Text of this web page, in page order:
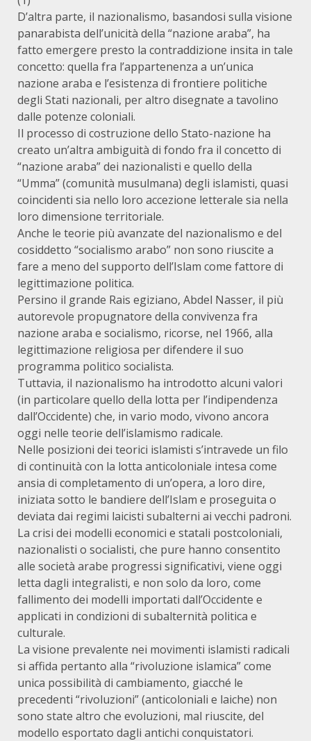
D’altra parte, il nazionalismo, basandosi sulla visione
panarabista dell’unicità della “nazione araba”, ha
fatto emergere presto la contraddizione insita in tale
concetto: quella fra l’appartenenza a un’unica
nazione araba e l’esistenza di frontiere politiche
degli Stati nazionali, per altro disegnate a tavolino
dalle potenze coloniali.
Il processo di costruzione dello Stato-nazione ha
creato un’altra ambiguità di fondo fra il concetto di
“nazione araba” dei nazionalisti e quello della
“Umma” (comunità musulmana) degli islamisti, quasi
coincidenti sia nello loro accezione letterale sia nella
loro dimensione territoriale.
Anche le teorie più avanzate del nazionalismo e del
cosiddetto “socialismo arabo” non sono riuscite a
fare a meno del supporto dell’Islam come fattore di
legittimazione politica.
Persino il grande Rais egiziano, Abdel Nasser, il più
autorevole propugnatore della convivenza fra
nazione araba e socialismo, ricorse, nel 1966, alla
legittimazione religiosa per difendere il suo
programma politico socialista.
Tuttavia, il nazionalismo ha introdotto alcuni valori
(in particolare quello della lotta per l’indipendenza
dall’Occidente) che, in vario modo, vivono ancora
oggi nelle teorie dell’islamismo radicale.
Nelle posizioni dei teorici islamisti s’intravede un filo
di continuità con la lotta anticoloniale intesa come
ansia di completamento di un’opera, a loro dire,
iniziata sotto le bandiere dell’Islam e proseguita o
deviata dai regimi laicisti subalterni ai vecchi padroni.
La crisi dei modelli economici e statali postcoloniali,
nazionalisti o socialisti, che pure hanno consentito
alle società arabe progressi significativi, viene oggi
letta dagli integralisti, e non solo da loro, come
fallimento dei modelli importati dall’Occidente e
applicati in condizioni di subalternità politica e
culturale.
La visione prevalente nei movimenti islamisti radicali
si affida pertanto alla “rivoluzione islamica” come
unica possibilità di cambiamento, giacché le
precedenti “rivoluzioni” (anticoloniali e laiche) non
sono state altro che evoluzioni, mal riuscite, del
modello esportato dagli antichi conquistatori.